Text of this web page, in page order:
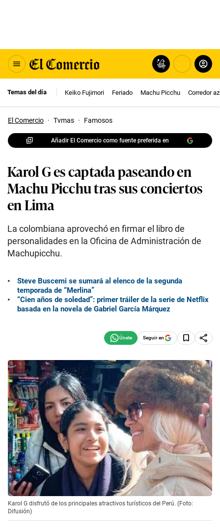
Temas del día Keiko Fujimori Feriado Machu Picchu Corredor
El Comercio · Tvmas · Famosos
Añadir El Comercio como fuente preferida en
Karol G es captada paseando en
Machu Picchu tras sus conciertos
en Lima
La colombiana aprovechó en firmar el libro de
personalidades en la Oficina de Administración de
Machupicchu.
Steve Buscemi se sumará al elenco de la segunda
temporada de “Merlina”
“Cien años de soledad”: primer tráiler de la serie de Netflix
basada en la novela de Gabriel García Márquez
Seguir en
Karol G disfrutó de los principales atractivos turísticos del Perú. (Foto:
Difusión)